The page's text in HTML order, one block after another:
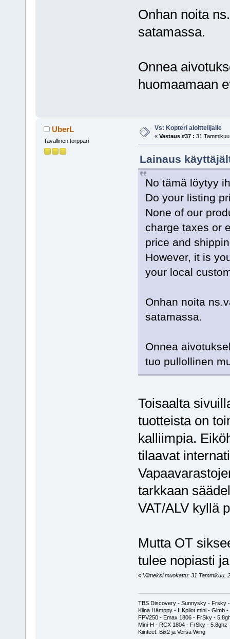
Onhan noita
satamassa.
Onnea
huomaamaan
UberL
Tavallinen torppari
Vs: Kopteri aloittelijalle
« Vastaus #37 : 31
Lainaus
No tämä löytyy
Do your listing
None of our
charge taxes or
price and
However, it is
your local
Onhan noita
satamassa.
Onnea
tuo pullollinen
Toisaalta
tuotteista on
kalliimpia.
tilaavat
tarkkaan
VAT/ALV kyllä
Mutta OT
tulee nopiasti
« Viimeksi muokattu: 31 Tammikuu,
TBS Discovery - Sunnysky - Frsky
Kiina Hämppy - HKpilot mini - Gimb -
FPV250 - Emax 1806 - FrSky -
Mini-H - RCX 1804 - FrSky - 5.8ghz
Kiinteet: Bix2 ja Versa Wing